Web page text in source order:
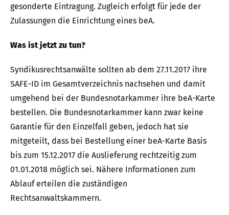
gesonderte Eintragung. Zugleich erfolgt für jede der
Zulassungen die Einrichtung eines beA.
Was ist jetzt zu tun?
Syndikusrechtsanwälte sollten ab dem 27.11.2017 ihre
SAFE-ID im Gesamtverzeichnis nachsehen und damit
umgehend bei der Bundesnotarkammer ihre beA-Karte
bestellen. Die Bundesnotarkammer kann zwar keine
Garantie für den Einzelfall geben, jedoch hat sie
mitgeteilt, dass bei Bestellung einer beA-Karte Basis
bis zum 15.12.2017 die Auslieferung rechtzeitig zum
01.01.2018 möglich sei. Nähere Informationen zum
Ablauf erteilen die zuständigen
Rechtsanwaltskammern.